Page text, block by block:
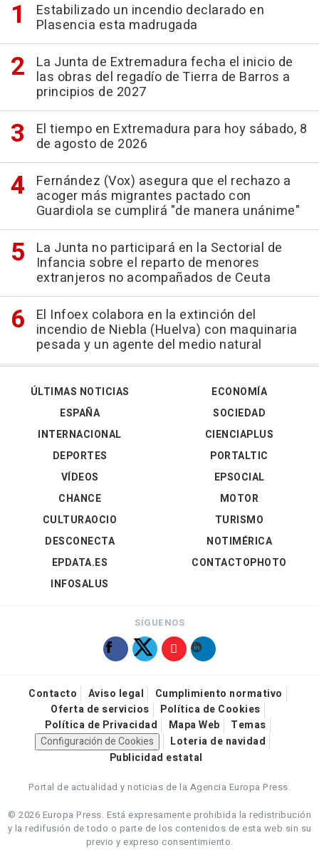
Estabilizado un incendio declarado en
Plasencia esta madrugada
La Junta de Extremadura fecha el inicio de
las obras del regadío de Tierra de Barros a
principios de 2027
El tiempo en Extremadura para hoy sábado, 8
de agosto de 2026
Fernández (Vox) asegura que el rechazo a
acoger más migrantes pactado con
Guardiola se cumplirá "de manera unánime"
La Junta no participará en la Sectorial de
Infancia sobre el reparto de menores
extranjeros no acompañados de Ceuta
El Infoex colabora en la extinción del
incendio de Niebla (Huelva) con maquinaria
pesada y un agente del medio natural
ÚLTIMAS NOTICIAS
ESPAÑA
INTERNACIONAL
DEPORTES
VÍDEOS
ECONOMÍA
SOCIEDAD
CIENCIAPLUS
PORTALTIC
EPSOCIAL
CHANCE
CULTURAOCIO
DESCONECTA
EPDATA.ES
INFOSALUS
MOTOR
TURISMO
NOTIMÉRICA
CONTACTOPHOTO
SÍGUENOS
Contacto Aviso legal
Cumplimiento normativo
Oferta de servicios
Política de Cookies
Política de Privacidad
Mapa Web
Temas
Configuración de Cookies
Loteria de navidad
Publicidad estatal
Portal de actualidad y noticias de la Agencia Europa Press.
© 2026 Europa Press. Está expresamente prohibida la redistribución
y la redifusión de todo o parte de los contenidos de esta web sin su
previo y expreso consentimiento.